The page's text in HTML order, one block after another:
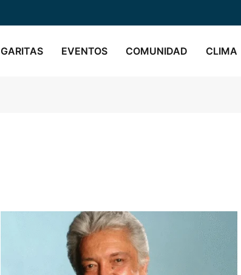
GARITAS EVENTOS COMUNIDAD CLIMA